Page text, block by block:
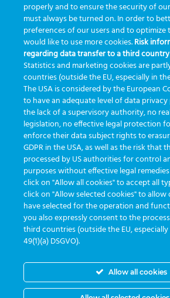
enterprise etrack flebotomista
GreinerBioOne greinerbioonebr HL7 IA
inovação ISO15189 laboratório novas
preanalitica processo de coleta
Pré-analítica qualidade rastreabilidade
rotina laboratorial saúde tecnologia
Transformação Transformação Digital
VACUETTE®
Desenvolvido porGreiner
© Copyright 2026 -Greiner Bio-One
properly and to ensure the security of
must always be turned on. In order to
preferences of our users and to optimize
would like to use more cookies.Risk
regarding data transfer to a third country
Statistics and marketing cookies are
countries (outside the EU, especially in
The USA is considered by the European
to have an adequate level of data
the lack of a supervisory authority, no
legislation, no effective legal protection
enforce their data subject rights to
GDPR in the USA, as well as the risk that
processed by US authorities for control
purposes without effective legal
click on "Allow all cookies" to accept all
click on "Allow selected cookies" to
have selected for the operation and
you also expressly consent to the
third countries (outside the EU,
49(1)(a) DSGVO).
Allow all cookies